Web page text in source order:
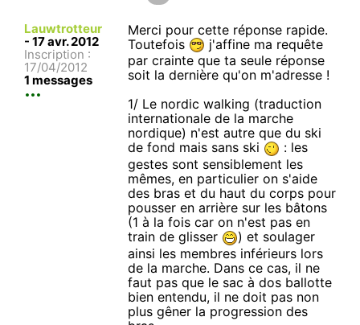
Lauwtrotteur
- 17 avr. 2012
Inscription :
17/04/2012
1 messages
Merci pour cette réponse rapide.
Toutefois
j'affine ma requête
par crainte que ta seule réponse
soit la dernière qu'on m'adresse !
1/ Le nordic walking (traduction
internationale de la marche
nordique) n'est autre que du ski
de fond mais sans ski
: les
gestes sont sensiblement les
mêmes, en particulier on s'aide
des bras et du haut du corps pour
pousser en arrière sur les bâtons
(1 à la fois car on n'est pas en
train de glisser
) et soulager
ainsi les membres inférieurs lors
de la marche. Dans ce cas, il ne
faut pas que le sac à dos ballotte
bien entendu, il ne doit pas non
plus gêner la progression des